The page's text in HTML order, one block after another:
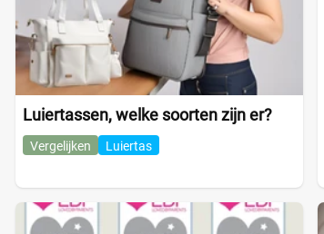
Luiertassen, welke soorten zijn er?
Vergelijken Luiertas